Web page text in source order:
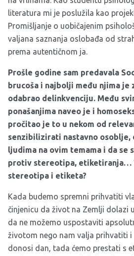
literatura mi je poslužila kao
Promišljanje o uobičajenim
valjana saznanja oslobađa od
prema autentičnom ja.
Prošle godine sam predavala
brucoša i najbolji među njima je
odabrao delinkvenciju. Među
ponašanjima naveo je i
pročitao je to u nekom od
senzibilizirati nastavno osoblje,
ljudima na ovim temama i da se
protiv stereotipa, etiketiranja…
stereotipa i etiketa?
Kada budemo spremni prihvatiti
činjenicu da život na Zemlji dolazi
da ne možemo uspostaviti
životom nego nam valja prihvatiti i
donosi dan, tada ćemo prestati s